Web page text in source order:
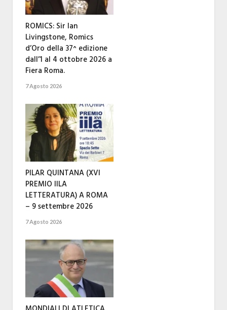
ROMICS: Sir Ian
Livingstone, Romics
d’Oro della 37^ edizione
dall’1 al 4 ottobre 2026 a
Fiera Roma.
7 Agosto 2026
PILAR QUINTANA (XVI
PREMIO IILA
LETTERATURA) A ROMA
– 9 settembre 2026
7 Agosto 2026